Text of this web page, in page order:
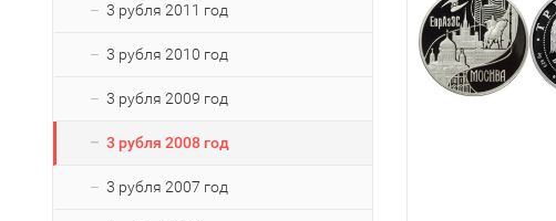
3 рубля 2011 год
3 рубля 2010 год
3 рубля 2009 год
3 рубля 2008 год
3 рубля 2007 год